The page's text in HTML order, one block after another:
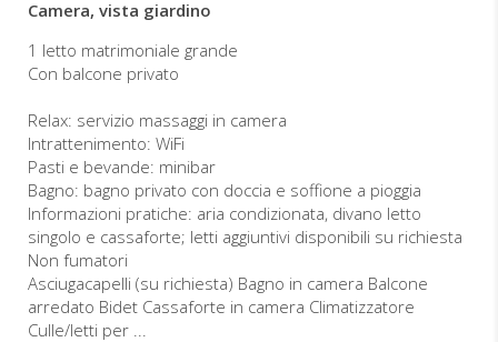
Camera, vista giardino
1 letto matrimoniale grande
Con balcone privato
Relax: servizio massaggi in camera
Intrattenimento: WiFi
Pasti e bevande: minibar
Bagno: bagno privato con doccia e soffione a pioggia
Informazioni pratiche: aria condizionata, divano letto
singolo e cassaforte; letti aggiuntivi disponibili su richiesta
Non fumatori
Asciugacapelli (su richiesta) Bagno in camera Balcone
arredato Bidet Cassaforte in camera Climatizzatore
Culle/letti per ...